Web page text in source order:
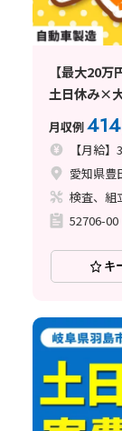
【最大20
土日休み×
県豊田市
月収例
【月給
愛知県豊
検査、組
52706-00
キ